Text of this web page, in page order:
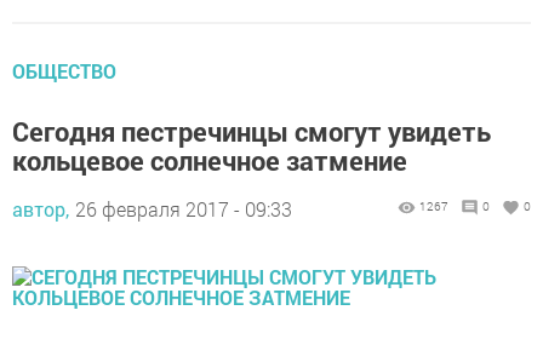
ОБЩЕСТВО
Сегодня пестречинцы смогут увидеть
кольцевое солнечное затмение
автор, 26 февраля 2017 - 09:33 1267 0 0